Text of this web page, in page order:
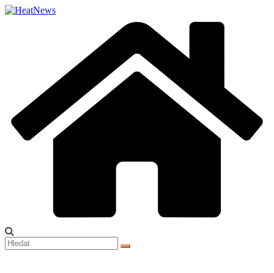
Přeskočit